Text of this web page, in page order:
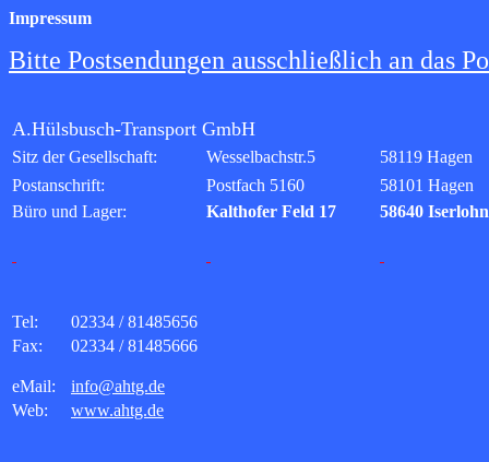
Impressum
Bitte Postsendungen ausschließlich an das
A.Hülsbusch-Transport GmbH
Sitz der Gesellschaft: Wesselbachstr.5
58119 Hagen
Postanschrift:
Büro und Lager:
Postfach 5160
Kalthofer Feld 17
58101 Hagen
58640 Iserlohn
Tel:
02334 / 81485656
Fax:
02334 / 81485666
eMail:
info@ahtg.de
Web:
www.ahtg.de